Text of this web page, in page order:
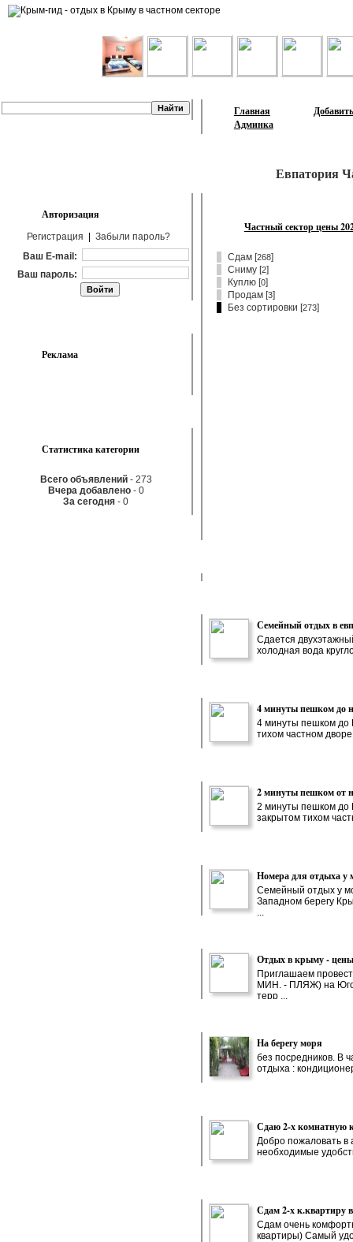
Главная
Админка
Евпатория
Частный сектор цены
Сдам[268]
Сниму[2]
Куплю[0]
Продам[3]
Без сортировки [273]
Семейный отдых в
Сдается
холодная вода
4 минуты пешком до
4 минуты пешком до
тихом частном
2 минуты пешком от
2 минуты пешком до
закрытом тихом
Номера для отдыха у
Семейный отдых у
Западном берегу
...
Отдых в крыму - цены
Приглашаем
МИН. - ПЛЯЖ) на Юго-
терр ...
На берегу моря
без посредников. В
отдыха :
Сдаю 2-х комнатную
Добро пожаловать в
необходимые
Сдам 2-х к.квартиру
Сдам очень
квартиры) Самый
Авторизация
Регистрация
Забыли пароль?
Ваш E-mail:
Ваш пароль:
Реклама
Статистика категории
Всего объявлений- 273
Вчера добавлено- 0
За сегодня - 0